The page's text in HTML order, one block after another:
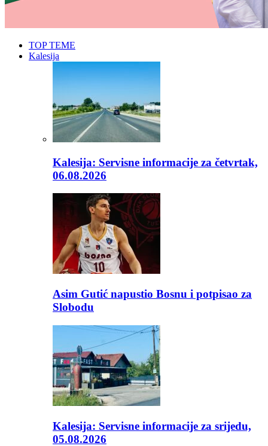
TOP TEME
Kalesija
Kalesija: Servisne informacije za četvrtak,
06.08.2026
Asim Gutić napustio Bosnu i potpisao za
Slobodu
Kalesija: Servisne informacije za srijedu,
05.08.2026